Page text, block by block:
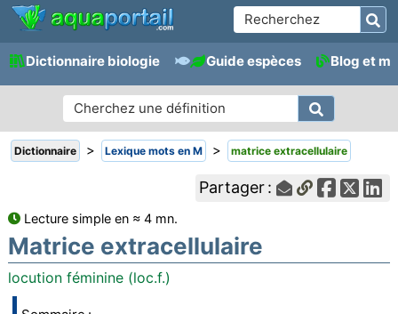
Dictionnaire biologie Guide espèces Blog et
Dictionnaire > Lexique mots en M > matrice extracellulaire
Partager :
Lecture simple en ≈ 4 mn.
Matrice extracellulaire
locution féminine (loc.f.)